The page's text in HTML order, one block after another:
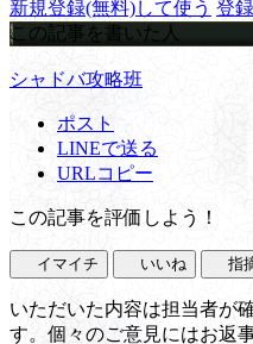
新規登録(無料)して使う 登
この記事を書いた人
シャドバ攻略班
ポスト
LINEで送る
URLコピー
この記事を評価しよう！
イマイチ いいね 指
いただいた内容は担当者が
す。個々のご意見にはお返